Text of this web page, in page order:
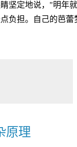
定地说，"明年
负担。自己的芭
原理